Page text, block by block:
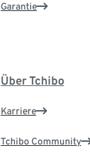
Garantie
Über Tchibo
Karriere
Tchibo Community